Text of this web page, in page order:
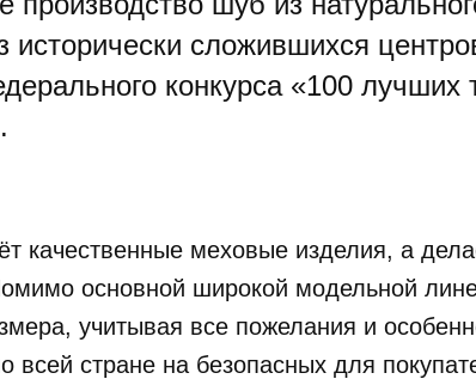
исторически сложившихся
конкурса «100 лучших
качественные меховые изделия, а
основной широкой модельной
учитывая все пожелания и
стране на безопасных для